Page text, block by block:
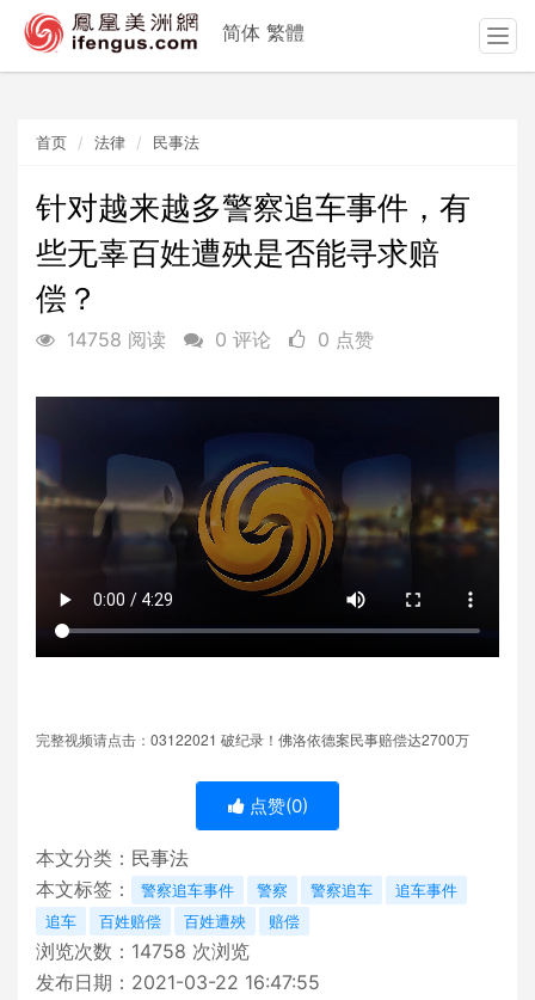
首页 法律 民事法
针对越来越多警察追车事件，有
些无辜百姓遭殃是否能寻求赔
偿？
14758 阅读 0 评论 0 点赞
完整视频请点击： 03122021 破纪录！佛洛依德案民事赔偿达2700万
点赞(0)
本文分类： 民事法
本文标签：
警察追车事件 警察 警察追车
追车事件
追车
百姓赔偿 百姓遭殃 赔偿
浏览次数： 14758 次浏览
发布日期：2021-03-22 16:47:55
简体 繁體
T
o